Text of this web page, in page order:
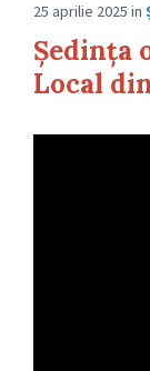
25 aprilie 2025 in
Ședința
Local